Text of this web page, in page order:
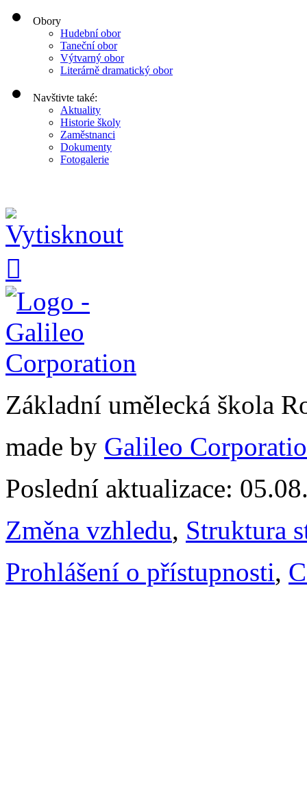
Obory
Hudební obor
Taneční obor
Výtvarný obor
Literárně dramatický obor
Navštivte také:
Aktuality
Historie školy
Zaměstnanci
Dokumenty
Fotogalerie

Základní umělecká škola
made by Galileo
Poslední aktualizace:
Změna vzhledu, Struktura
Prohlášení o přístupnosti,